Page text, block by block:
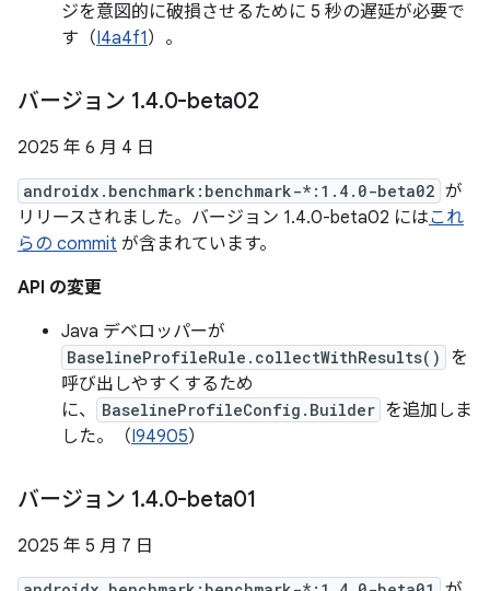
ジを意図的に破損させるために 5 秒の遅延が必要で
す（I4a4f1）。
バージョン 1.4.0-beta02
2025 年 6 月 4 日
androidx.benchmark:benchmark-*:1.4.0-beta02 が
リリースされました。バージョン 1.4.0-beta02 にはこれ
らの commit が含まれています。
API の変更
Java デベロッパーが
BaselineProfileRule.collectWithResults()
を
呼び出しやすくするため
に、
BaselineProfileConfig.Builder を追加しま
した。（I94905）
バージョン 1.4.0-beta01
2025 年 5 月 7 日